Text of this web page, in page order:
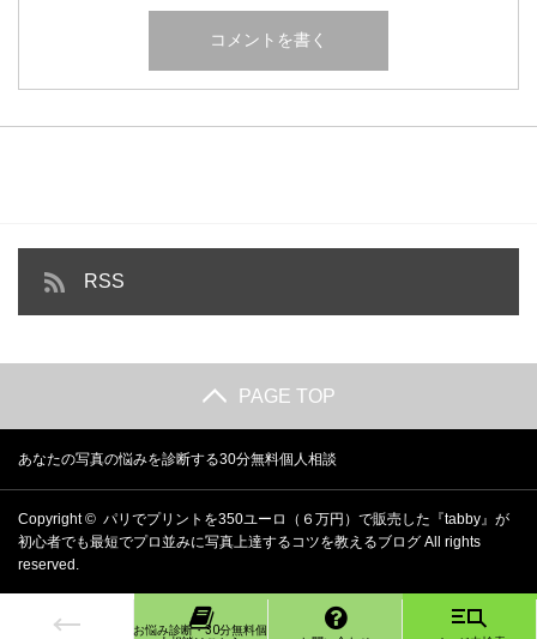
RSS
PAGE TOP
あなたの写真の悩みを診断する30分無料個人相談
Copyright © パリでプリントを350ユーロ（６万円）で販売した『tabby』が
初心者でも最短でプロ並みに写真上達するコツを教えるブログ All rights
reserved.